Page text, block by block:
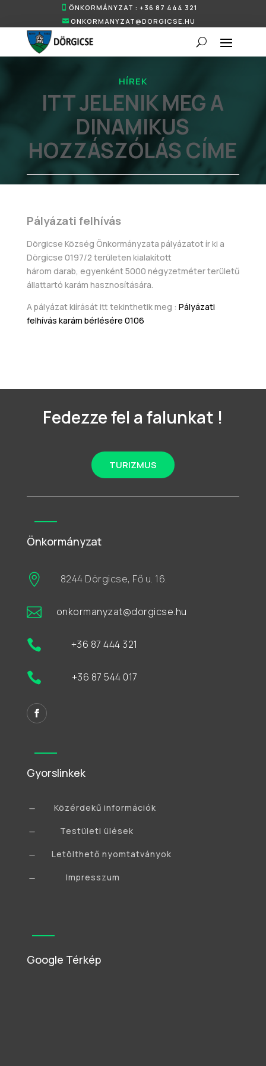
ÖNKORMÁNYZAT : +36 87 444 321
ONKORMANYZAT@DORGICSE.HU
HÍREK
ITT JELENIK MEG A
DINAMIKUS
HOZZÁSZÓLÁS CÍME
Pályázati felhívás
Dörgicse Község Önkormányzata pályázatot ír ki a
Dörgicse 0197/2 területen kialakított
három darab, egyenként 5000 négyzetméter területű
állattartó karám hasznosítására.
A pályázat kiírását itt tekinthetik meg : Pályázati
felhívás karám bérlésére 0106
Fedezze fel a falunkat !
TURIZMUS
Önkormányzat
 8244 Dörgicse, Fő u. 16.
 onkormanyzat@dorgicse.hu
 +36 87 444 321
 +36 87 544 017
Gyorslinkek
K Közérdekű információk
K Testületi ülések
K Letölthető nyomtatványok
K Impresszum
Google Térkép